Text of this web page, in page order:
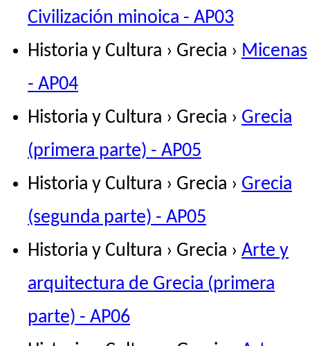
Civilización minoica - AP03
Historia y Cultura › Grecia › Micenas
- AP04
Historia y Cultura › Grecia › Grecia
(primera parte) - AP05
Historia y Cultura › Grecia › Grecia
(segunda parte) - AP05
Historia y Cultura › Grecia › Arte y
arquitectura de Grecia (primera
parte) - AP06